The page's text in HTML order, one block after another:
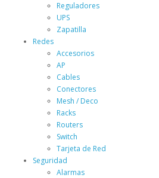
Reguladores
UPS
Zapatilla
Redes
Accesorios
AP
Cables
Conectores
Mesh / Deco
Racks
Routers
Switch
Tarjeta de Red
Seguridad
Alarmas